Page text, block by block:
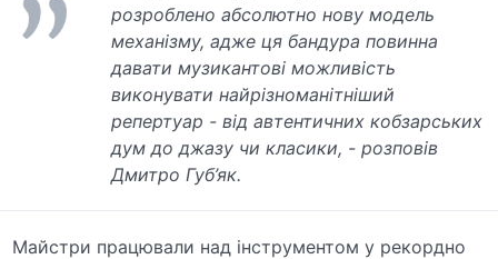
розроблено абсолютно нову модель
механізму, адже ця бандура повинна
давати музикантові можливість
виконувати найрізноманітніший
репертуар - від автентичних кобзарських
дум до джазу чи класики, - розповів
Дмитро Губ’як.
Майстри працювали над інструментом у рекордно